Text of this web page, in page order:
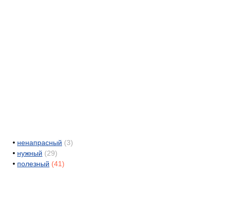
• ненапрасный (3)
• нужный (29)
• полезный (41)